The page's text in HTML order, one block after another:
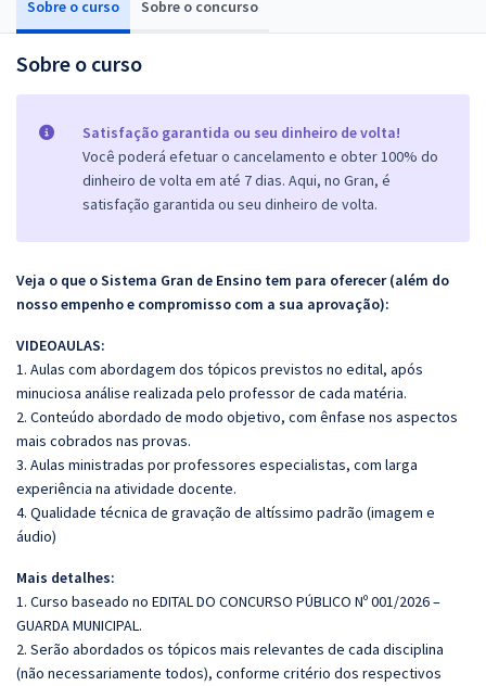
Sobre o curso Sobre o concurso
Sobre o curso
Satisfação garantida ou seu dinheiro de volta!
Você poderá efetuar o cancelamento e obter 100% do
dinheiro de volta em até 7 dias. Aqui, no Gran, é
satisfação garantida ou seu dinheiro de volta.
Veja o que o Sistema Gran de Ensino tem para oferecer (além do
nosso empenho e compromisso com a sua aprovação):
VIDEOAULAS:
1. Aulas com abordagem dos tópicos previstos no edital, após
minuciosa análise realizada pelo professor de cada matéria.
2. Conteúdo abordado de modo objetivo, com ênfase nos aspectos
mais cobrados nas provas.
3. Aulas ministradas por professores especialistas, com larga
experiência na atividade docente.
4. Qualidade técnica de gravação de altíssimo padrão (imagem e
áudio)
Mais detalhes:
1. Curso baseado no EDITAL DO CONCURSO PÚBLICO Nº 001/2026 –
GUARDA MUNICIPAL.
2. Serão abordados os tópicos mais relevantes de cada disciplina
(não necessariamente todos), conforme critério dos respectivos